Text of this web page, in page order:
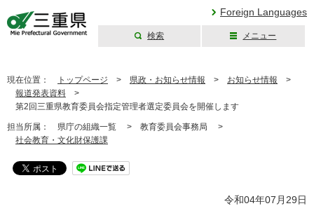
Foreign Languages
検索 メニュー
現在位置： トップページ > 県政・お知らせ情報 > お知らせ情報 >
報道発表資料 >
第2回三重県教育委員会指定管理者選定委員会を開催します
担当所属： 県庁の組織一覧 > 教育委員会事務局 >
社会教育・文化財保護課
令和04年07月29日